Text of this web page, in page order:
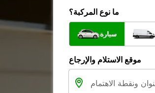
ما نوع المركبة؟
سيارة
موقع الاستلام والإرجاع